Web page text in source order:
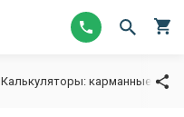
Калькуляторы: карманные,